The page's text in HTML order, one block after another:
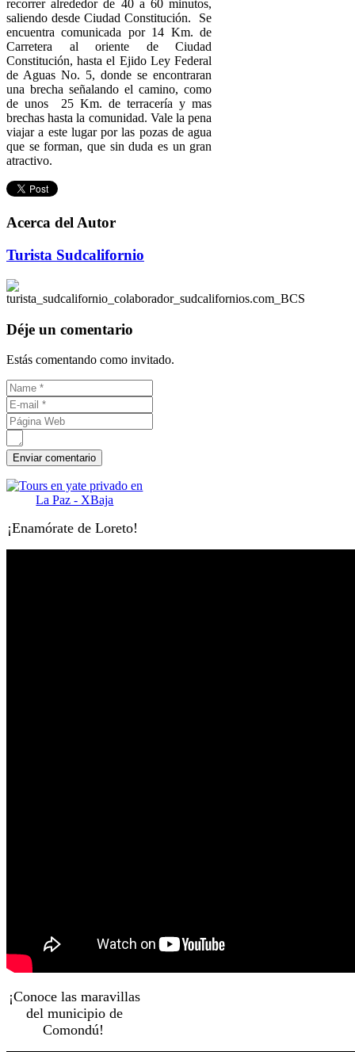
recorrer alrededor de 40 a 60 minutos,
saliendo desde Ciudad Constitución. Se
encuentra comunicada por 14 Km. de
Carretera al oriente de Ciudad
Constitución, hasta el Ejido Ley Federal
de Aguas No. 5, donde se encontraran
una brecha señalando el camino, como
de unos 25 Km. de terracería y mas
brechas hasta la comunidad. Vale la pena
viajar a este lugar por las pozas de agua
que se forman, que sin duda es un gran
atractivo.
Acerca del Autor
Turista Sudcalifornio
Déje un comentario
Estás comentando como invitado.
¡Enamórate de Loreto!
¡Conoce las maravillas
del municipio de
Comondú!